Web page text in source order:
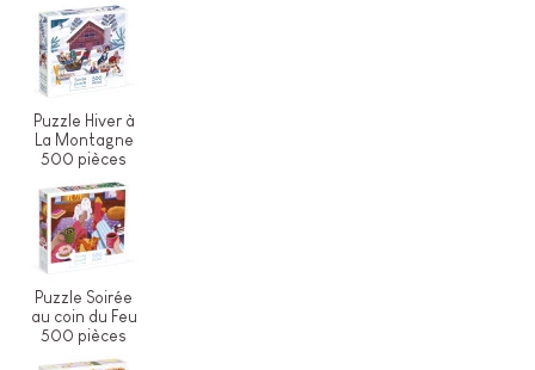
Puzzle Hiver à
La Montagne
500 pièces
Puzzle Soirée
au coin du Feu
500 pièces